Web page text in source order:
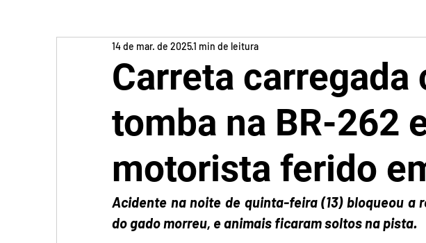
Carreta carregada
tomba na BR-262
motorista ferido
14 de mar. de 20251 min de leitura
Acidente na noite de quinta-feira (13) bloqueou a
do gado morreu, e animais ficaram soltos na pista.